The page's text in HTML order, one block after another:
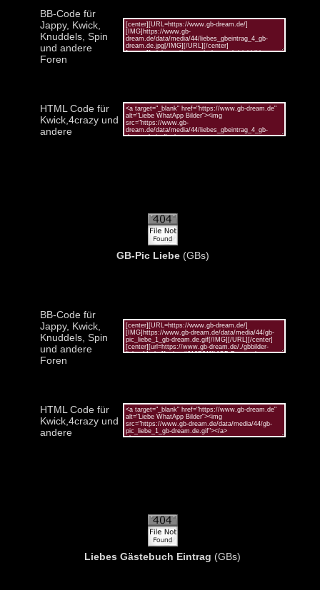
BB-Code für
Jappy, Kwick,
Knuddels, Spin
und andere
Foren
HTML Code für
Kwick,4crazy und
andere
GB-Pic Liebe(GBs)
BB-Code für
Jappy, Kwick,
Knuddels, Spin
und andere
Foren
HTML Code für
Kwick,4crazy und
andere
Liebes Gästebuch Eintrag (GBs)